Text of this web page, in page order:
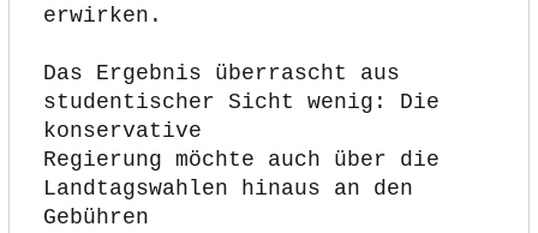
erwirken.
Das Ergebnis überrascht aus
studentischer Sicht wenig: Die
konservative
Regierung möchte auch über die
Landtagswahlen hinaus an den
Gebühren